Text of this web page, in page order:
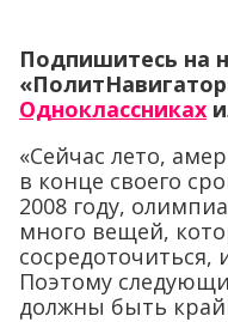
Подпишитесь на
Одноклассниках
«Сейчас лето,
в конце своего
2008 году,
много вещей,
Поэтому
должны быть